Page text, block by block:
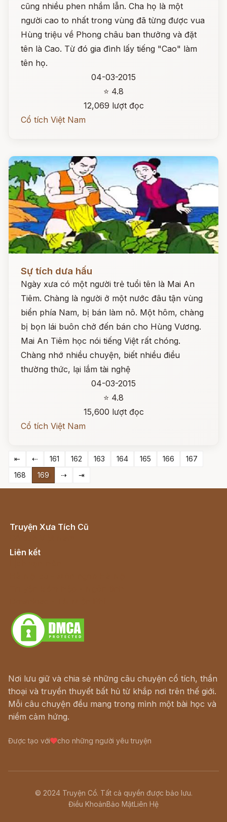
cũng nhiều phen nhầm lẫn. Cha họ là một
người cao to nhất trong vùng đã từng được vua
Hùng triệu về Phong châu ban thưởng và đặt
tên là Cao. Từ đó gia đình lấy tiếng "Cao" làm
tên họ.
04-03-2015
⭐ 4.8
12,069 lượt đọc
Cổ tích Việt Nam
Sự tích dưa hấu
Ngày xưa có một người trẻ tuổi tên là Mai An
Tiêm. Chàng là người ở một nước đâu tận vùng
biển phía Nam, bị bán làm nô. Một hôm, chàng
bị bọn lái buôn chở đến bán cho Hùng Vương.
Mai An Tiêm học nói tiếng Việt rất chóng.
Chàng nhớ nhiều chuyện, biết nhiều điều
thường thức, lại lắm tài nghệ
04-03-2015
⭐ 4.8
15,600 lượt đọc
Cổ tích Việt Nam
⇤ ⇠ 161 162 163 164 165 166
167
168
169 ⇢ ⇥
Truyện Xưa Tích Cũ
Liên kết
Nơi lưu giữ và chia sẻ những câu chuyện cổ tích, thần
thoại và truyền thuyết bất hủ từ khắp nơi trên thế giới.
Mỗi câu chuyện đều mang trong mình một bài học và
niềm cảm hứng.
Được tạo với cho những người yêu truyện
© 2024 Truyện Cổ. Tất cả quyền được bảo lưu.
Điều KhoảnBảo MậtLiên Hệ